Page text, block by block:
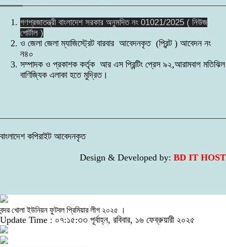
গণপ্রজাতন্ত্রী বাংলাদেশ সরকার অনুমদিত নং 01021/2025 ( নিউজ
পোর্টাল )
ও জেলা জেলা ম্যাজিস্ট্রেট বারবার আবেদনকৃত (প্রিন্ট ) আবেদন নং
ন৪০
সম্পাদক ও প্রকাশক কর্তৃক আর এস প্রিন্টিং প্রেস ৯২,আরামবাগ মতিঝিল
বাণিজ্যিক এলাকা হতে মুদ্রিত।
বাংলাদেশ কপিরাইট আবেদনকৃত
Design & Developed by: BD IT HOST
বন্দর খোলা ইউনিয়ন ফুটবল প্রিমিয়ার লীগ ২০২৫ ।
Update Time : ০৭:১৫:৩৩ পূর্বাহ্ন, রবিবার, ১৬ ফেব্রুয়ারী ২০২৫